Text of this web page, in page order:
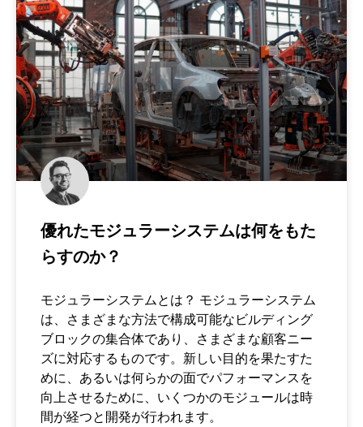
優れたモジュラーシステムは何をもた
らすのか？
モジュラーシステムとは？ モジュラーシステム
は、さまざまな方法で構成可能なビルディング
ブロックの集合体であり、さまざまな顧客ニー
ズに対応するものです。新しい目的を果たすた
めに、あるいは何らかの面でパフォーマンスを
向上させるために、いくつかのモジュールは時
間が経つと開発が行われます。